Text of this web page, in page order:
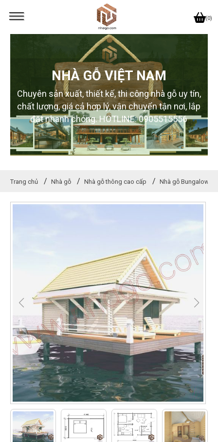
(0)
NHÀ GỖ VIỆT NAM
Chuyên sản xuất, thiết kế, thi công nhà gỗ uy tín,
chất lượng, giá cả hợp lý, vận chuyển tận nơi, lắp
đặt nhanh chóng. HOTLINE: 0905515556
Trang chủ Nhà gỗ Nhà gỗ thông cao cấp Nhà gỗ Bungalow